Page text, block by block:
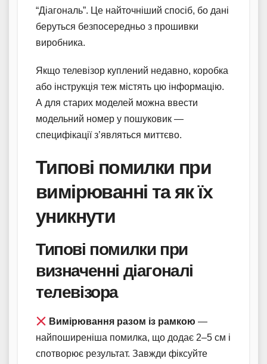
“Діагональ”. Це найточніший спосіб, бо дані
беруться безпосередньо з прошивки
виробника.
Якщо телевізор куплений недавно, коробка
або інструкція теж містять цю інформацію.
А для старих моделей можна ввести
модельний номер у пошуковик —
специфікації з’являться миттєво.
Типові помилки при
вимірюванні та як їх
уникнути
Типові помилки при
визначенні діагоналі
телевізора
Вимірювання разом із рамкою —
найпоширеніша помилка, що додає 2–5 см і
спотворює результат. Завжди фіксуйте